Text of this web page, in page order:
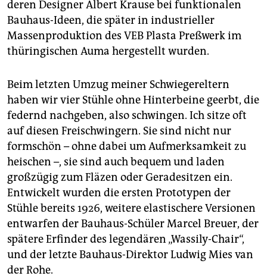
deren Designer Albert Krause bei funktionalen
Bauhaus-Ideen, die später in industrieller
Massenproduktion des VEB Plasta Preßwerk im
thüringischen Auma hergestellt wurden.
Beim letzten Umzug meiner Schwiegereltern
haben wir vier Stühle ohne Hinterbeine geerbt, die
federnd nachgeben, also schwingen. Ich sitze oft
auf diesen Freischwingern. Sie sind nicht nur
formschön – ohne dabei um Aufmerksamkeit zu
heischen –, sie sind auch bequem und laden
großzügig zum Fläzen oder Geradesitzen ein.
Entwickelt wurden die ersten Prototypen der
Stühle bereits 1926, weitere elastischere Versionen
entwarfen der Bauhaus-Schüler Marcel Breuer, der
spätere Erfinder des legendären „Wassily-Chair“,
und der letzte Bauhaus-Direktor Ludwig Mies van
der Rohe.